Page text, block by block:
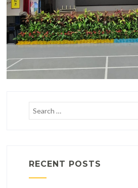
RECENT POSTS